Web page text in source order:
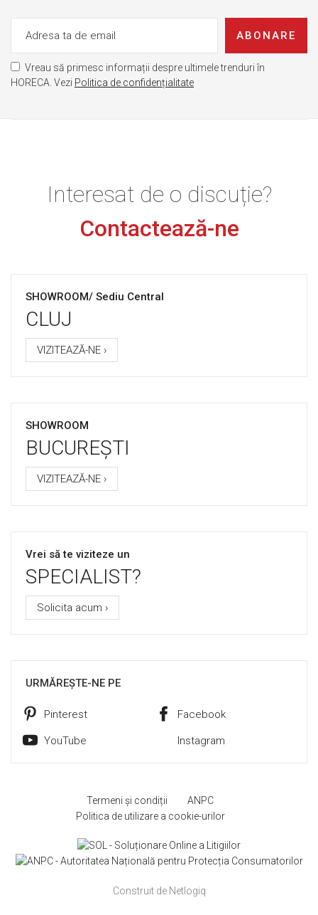
ABONARE
Vreau să primesc informații despre ultimele trenduri în
HORECA. Vezi Politica de confidențialitate
Interesat de o discuție?
Contactează-ne
SHOWROOM/ Sediu Central
CLUJ
VIZITEAZĂ-NE ›
SHOWROOM
BUCUREȘTI
VIZITEAZĂ-NE ›
Vrei să te viziteze un
SPECIALIST?
Solicita acum ›
URMĂREȘTE-NE PE
Pinterest Facebook
YouTube Instagram
Termeni și condiții
ANPC
Politica de utilizare a cookie-urilor
Construit de Netlogiq